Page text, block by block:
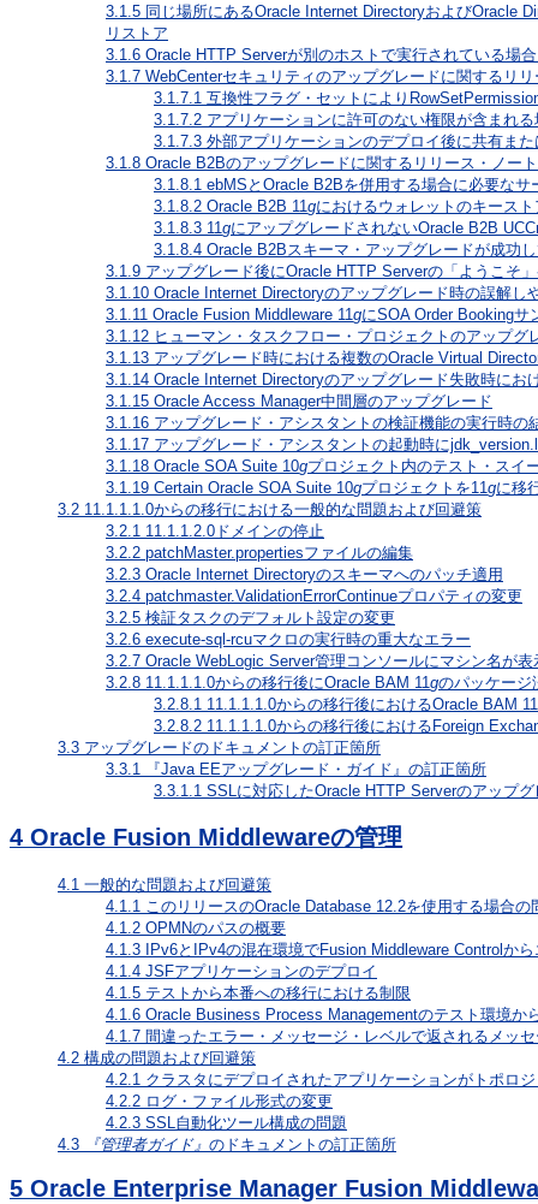
3.1.5 同じ場所にあるOracle Internet DirectoryおよびOracle
リストア
3.1.6 Oracle HTTP Serverが別のホストで実行されている場
3.1.7 WebCenterセキュリティのアップグレードに関するリ
3.1.7.1 互換性フラグ・セットにより
3.1.7.2 アプリケーションに許可のない権限が含まれ
3.1.7.3 外部アプリケーションのデプロイ後に共有ま
3.1.8 Oracle B2Bのアップグレードに関するリリース・ノート
3.1.8.1 ebMSとOracle B2Bを併用する場合に必要なサ
3.1.8.2 Oracle B2B 11 gにおけるウォレットのキース
3.1.8.3 11 gにアップグレードされないOracle B2B
3.1.8.4 Oracle B2Bスキーマ・アップグレードが成功
3.1.9 アップグレード後にOracle HTTP Serverの「ようこそ
3.1.10 Oracle Internet Directoryのアップグレード時の誤解し
3.1.11 Oracle Fusion Middleware 11 gにSOA Order Bookingサ
3.1.12 ヒューマン・タスクフロー・プロジェクトのアップグ
3.1.13 アップグレード時における複数のOracle Virtual
3.1.14 Oracle Internet Directoryのアップグレード失敗時にお
3.1.15 Oracle Access Manager中間層のアップグレード
3.1.16 アップグレード・アシスタントの検証機能の実行時の
3.1.17 アップグレード・アシスタントの起動時に
3.1.18 Oracle SOA Suite 10gプロジェクト内のテスト・スイ
3.1.19 Certain Oracle SOA Suite 10gプロジェクトを11 gに移
3.2 11.1.1.1.0からの移行における一般的な問題および回避策
3.2.1 11.1.1.2.0ドメインの停止
3.2.2 patchMaster.propertiesファイルの編集
3.2.3 Oracle Internet Directoryのスキーマへのパッチ適用
3.2.4 patchmaster.ValidationErrorContinueプロパティの変更
3.2.5 検証タスクのデフォルト設定の変更
3.2.6 execute-sql-rcuマクロの実行時の重大なエラー
3.2.7 Oracle WebLogic Server管理コンソールにマシン名が
3.2.8 11.1.1.1.0からの移行後にOracle BAM 11 gのパッケージ
3.2.8.1 11.1.1.1.0からの移行後におけるOracle BAM 11
3.2.8.2 11.1.1.1.0からの移行後におけるForeign
3.3 アップグレードのドキュメントの訂正箇所
3.3.1
『Java EEアップグレード・ガイド』の訂正箇所
3.3.1.1 SSLに対応したOracle HTTP Serverのアップ
4 Oracle Fusion Middlewareの管理
4.1 一般的な問題および回避策
4.1.1 このリリースのOracle Database 12.2を使用する場合の
4.1.2 OPMNのパスの概要
4.1.3 IPv6とIPv4の混在環境でFusion Middleware Controlか
4.1.4 JSFアプリケーションのデプロイ
4.1.5 テストから本番への移行における制限
4.1.6 Oracle Business Process Managementのテスト環境か
4.1.7 間違ったエラー・メッセージ・レベルで返されるメッ
4.2 構成の問題および回避策
4.2.1 クラスタにデプロイされたアプリケーションがトポロ
4.2.2 ログ・ファイル形式の変更
4.2.3 SSL自動化ツール構成の問題
4.3
『管理者ガイド』 のドキュメントの訂正箇所
5 Oracle Enterprise Manager Fusion